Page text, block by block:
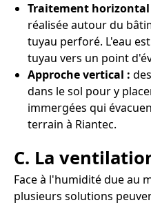
Traitement horizontal
réalisée autour du
tuyau perforé. L'eau
tuyau vers un point
Approche vertical :
dans le sol pour y
immergées qui
terrain à Riantec.
C. La
Face à l'humidité due au
plusieurs solutions